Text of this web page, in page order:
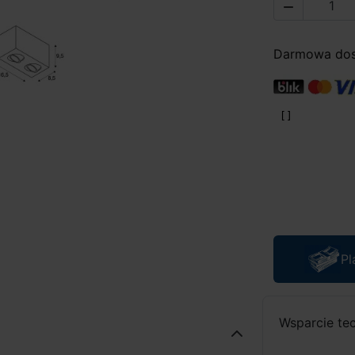

Darmowa
Wsparcie